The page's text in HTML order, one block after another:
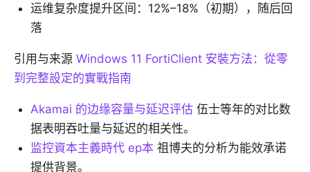
运维复杂度提升区间：12%–18%（初期），随后回
落
引用与来源 Windows 11 FortiClient 安裝方法：從零
到完整設定的實戰指南
Akamai 的边缘容量与延迟评估 伍士等年的对比数
据表明吞吐量与延迟的相关性。
监控資本主義時代 ep本 祖博夫的分析为能效承诺
提供背景。